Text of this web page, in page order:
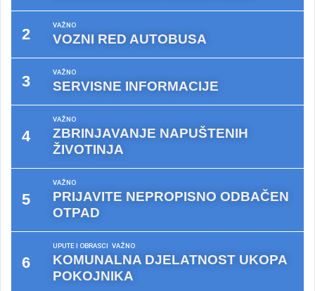
VAŽNO
VOZNI RED AUTOBUSA
VAŽNO
SERVISNE INFORMACIJE
VAŽNO
ZBRINJAVANJE NAPUŠTENIH
ŽIVOTINJA
VAŽNO
PRIJAVITE NEPROPISNO ODBAČEN
OTPAD
UPUTE I OBRASCI VAŽNO
KOMUNALNA DJELATNOST UKOPA
POKOJNIKA